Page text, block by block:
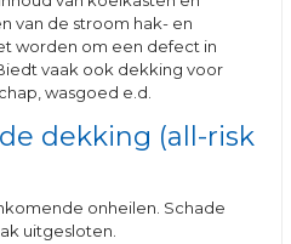
van de stroom hak- en
worden om een defect in
vaak ook dekking voor
wasgoed e.d.
dekking (all-risk
onheilen. Schade
uitgesloten.